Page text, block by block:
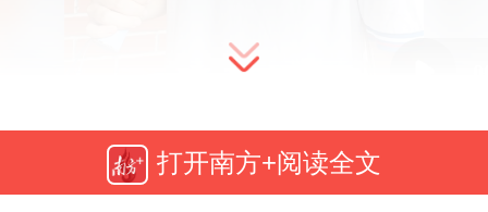
下午，高考英语考试结束。今年
打开南方+阅读全文